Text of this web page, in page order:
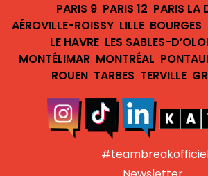
PARIS 9 PARIS 12 PARIS LA
AÉROVILLE-ROISSY LILLE BOURGES
LE HAVRE LES SABLES-
MONTÉLIMAR MONTRÉAL
ROUEN TARBES TERVILLE